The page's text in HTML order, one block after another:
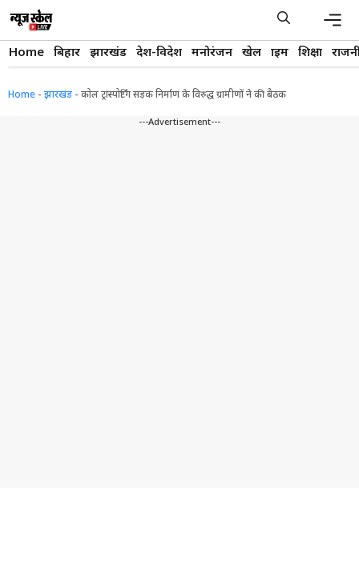
content
Home बिहार झारखंड देश-विदेश मनोरंजन खेल क्राइम शिक्षा
Home - झारखंड - कोल ट्रांस्पोर्टिंग सड़क निर्माण के विरुद्ध ग्रामीणों ने की बैठक
---Advertisement---